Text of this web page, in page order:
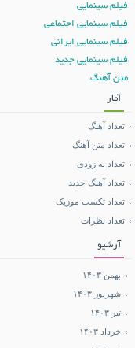
فیلم سینمایی
فیلم سینمایی اجتماعی
فیلم سینمایی ایرانی
فیلم سینمایی جدید
متن آهنگ
آمار
تعداد آهنگ
تعداد متن آهنگ
تعداد به زودی
تعداد آهنگ جدید
تعداد تکست موزیک
تعداد نظرات
آرشیو
بهمن ۱۴۰۳
شهریور ۱۴۰۳
تیر ۱۴۰۳
خرداد ۱۴۰۳